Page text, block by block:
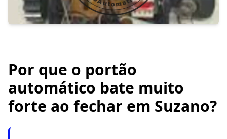
Por que o portão
automático bate muito
forte ao fechar em Suzano?